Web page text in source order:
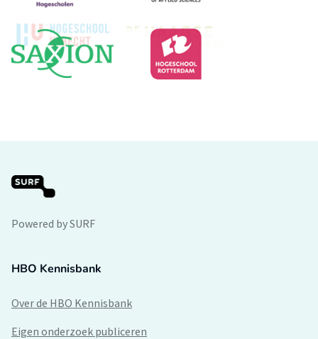
Powered by SURF
HBO Kennisbank
Over de HBO Kennisbank
Eigen onderzoek publiceren